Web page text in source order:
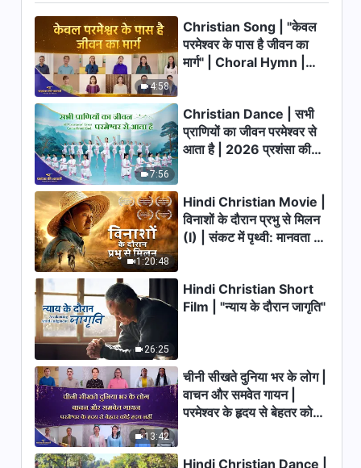
13:12
परमेश्वर के दैनिक वचन : परमेश्वर को
जानना | अंश 125
15:06
परमेश्वर के दैनिक वचन : परमेश्वर को
जानना | अंश 126
11:05
परमेश्वर के दैनिक वचन : परमेश्वर को
जानना | अंश 127
12:36
परमेश्वर के दैनिक वचन : परमेश्वर को
जानना | अंश 128
12:57
परमेश्वर के दैनिक वचन : परमेश्वर को
जानना | अंश 129
परमेश्वर के दैनिक वचन : परमेश्वर को
जानना | अंश 130
4:58
Christian Song | "केवल
परमेश्वर के पास है जीवन का
मार्ग" | Choral Hymn |
7:56
Christian Dance | सभी
प्राणियों का जीवन परमेश्वर से
आता है | 2026 प्रशंसा की
1:20:48
Hindi Christian Movie |
विनाशों के दौरान प्रभु से मिलन
(I) | संकट में पृथ्वी: मानवता का
26:25
Hindi Christian Short
Film | "न्याय के दौरान जागृति"
13:42
चीनी सीखते दुनिया भर के लोग |
वाचन और समवेत गायन |
परमेश्वर के हृदय से बेहतर कोई
Hindi Christian Dance |